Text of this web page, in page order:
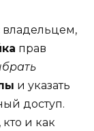
владельцем,
прав
и указать
доступ.
и как